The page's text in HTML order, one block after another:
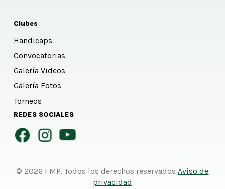
Clubes
Handicaps
Convocatorias
Galería Videos
Galería Fotos
Torneos
REDES SOCIALES
© 2026 FMP. Todos los derechos reservadosAviso de
privacidad